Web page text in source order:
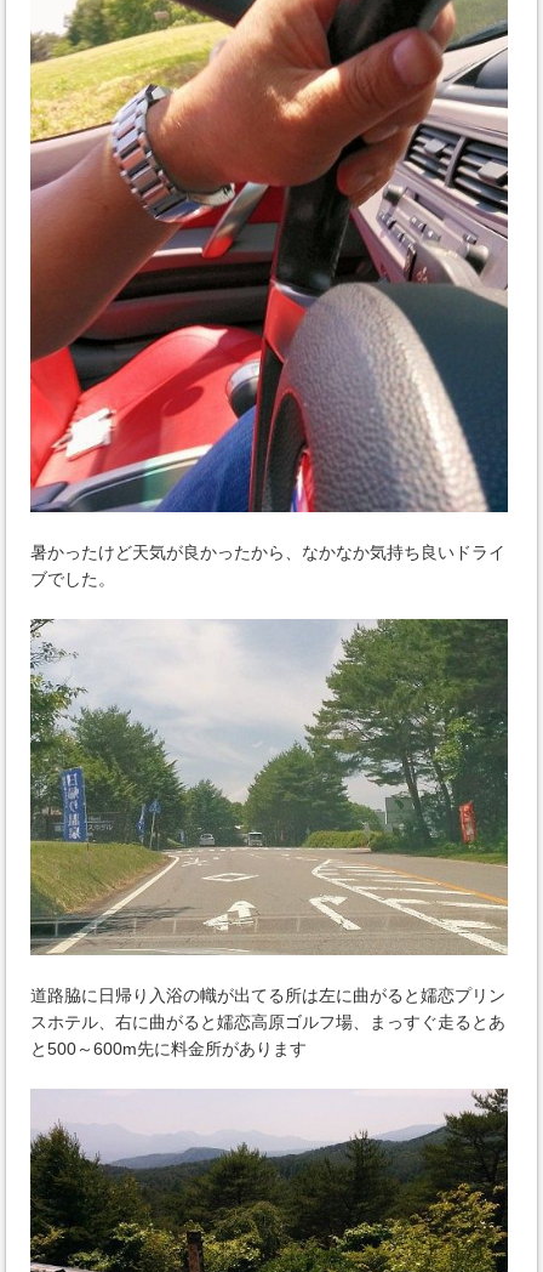
暑かったけど天気が良かったから、なかなか気持ち良いドライ
ブでした。
道路脇に日帰り入浴の幟が出てる所は左に曲がると嬬恋プリン
スホテル、右に曲がると嬬恋高原ゴルフ場、まっすぐ走るとあ
と500～600m先に料金所があります